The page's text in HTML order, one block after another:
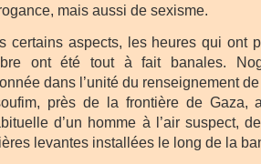
mais aussi de sexisme.
certains aspects, les heures qui ont
ont été tout à fait banales.
dans l’unité du renseignement
près de la frontière de Gaza,
d’un homme à l’air suspect,
levantes installées le long de la